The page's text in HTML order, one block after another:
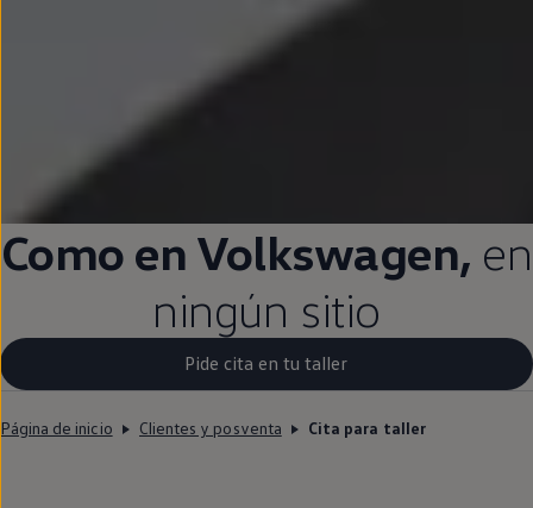
Como en Volkswagen, en
ningún sitio
Pide cita en tu taller
Página de inicio Clientes y posventa Cita para taller